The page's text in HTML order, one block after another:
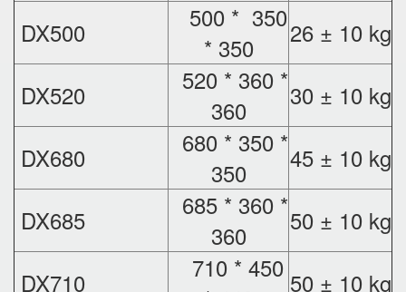
DX500
500 * 350
* 350
26 ± 10 kg
DX520
520 * 360 *
360
30 ± 10 kg
DX680
680 * 350 *
350
45 ± 10 kg
DX685
685 * 360 *
360
50 ± 10 kg
DX710
710 * 450 50 ± 10 kg